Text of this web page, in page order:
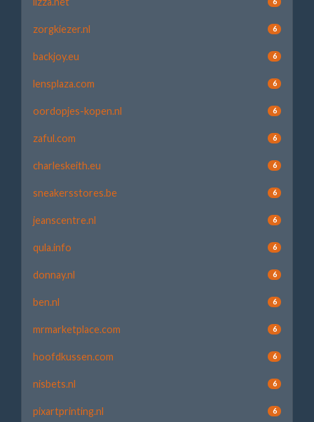
zorgkiezer.nl 6
backjoy.eu 6
lensplaza.com 6
oordopjes-kopen.nl 6
zaful.com 6
charleskeith.eu 6
sneakersstores.be 6
jeanscentre.nl 6
qula.info 6
donnay.nl 6
ben.nl 6
mrmarketplace.com 6
hoofdkussen.com 6
nisbets.nl 6
pixartprinting.nl 6